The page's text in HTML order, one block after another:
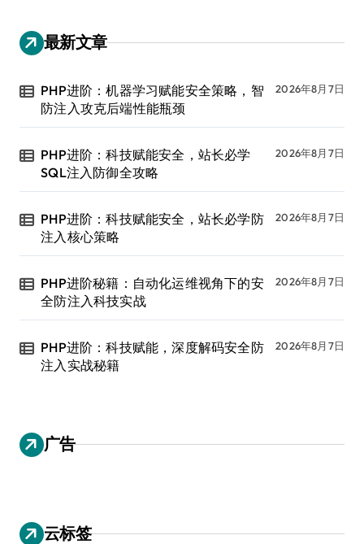
最新文章
PHP进阶：机器学习赋能安全策略，智
防注入攻克后端性能瓶颈
2026年8月7日
PHP进阶：科技赋能安全，站长必学
SQL注入防御全攻略
2026年8月7日
PHP进阶：科技赋能安全，站长必学防
注入核心策略
2026年8月7日
PHP进阶秘籍：自动化运维视角下的安
全防注入科技实战
2026年8月7日
PHP进阶：科技赋能，深度解码安全防
注入实战秘籍
2026年8月7日
广告
云标签